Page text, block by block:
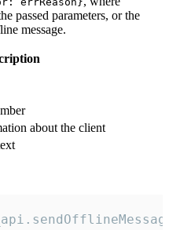
passed parameters, or the
message.
about the client